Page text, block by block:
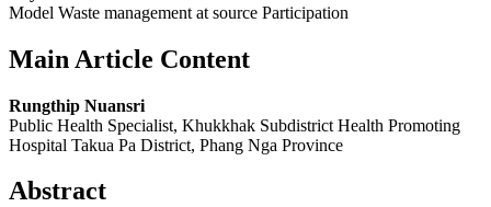
Model Waste management at source Participation
Main Article Content
Rungthip Nuansri
Public Health Specialist, Khukkhak Subdistrict Health Promoting
Hospital Takua Pa District, Phang Nga Province
Abstract